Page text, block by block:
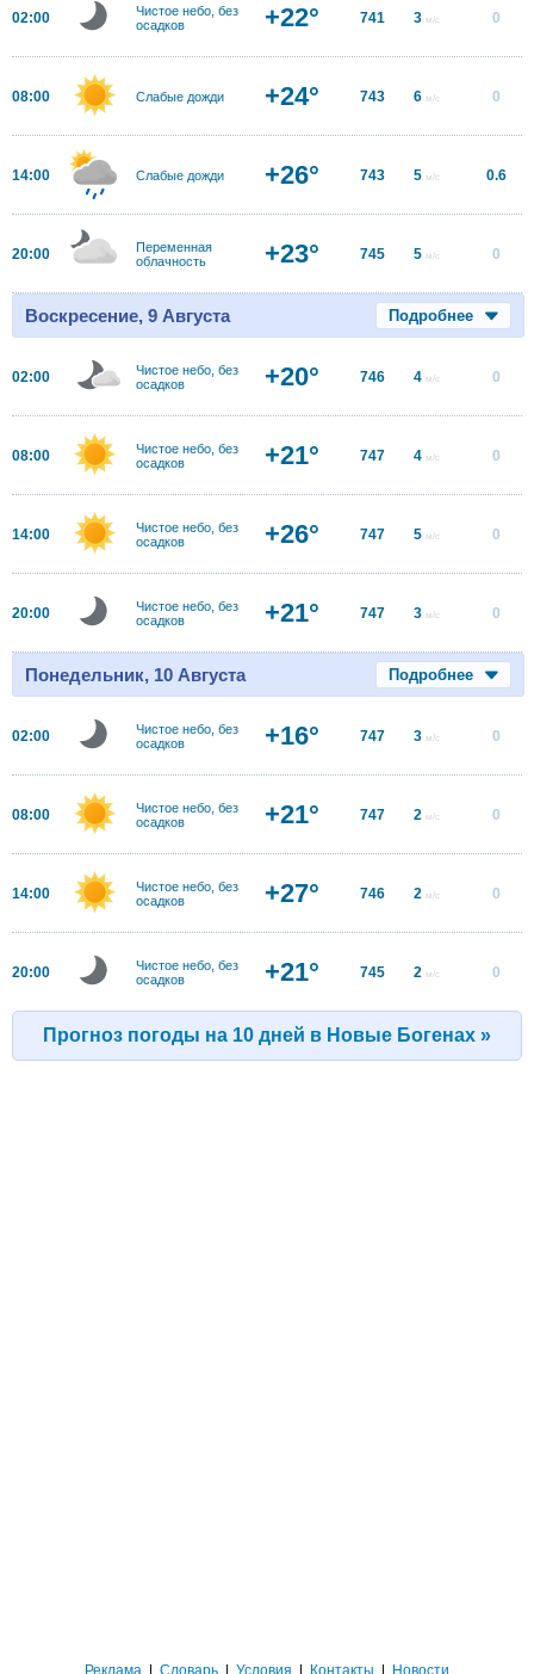
02:00
Чистое небо, без
осадков
+22° 741 3 м/с 0
08:00 Слабые дожди +24° 743 6 м/с 0
14:00 Слабые дожди +26° 743 5 м/с 0.6
20:00
Переменная
облачность
+23° 745 5 м/с 0
Воскресение, 9 Августа Подробнее
02:00
Чистое небо, без
осадков
+20° 746 4 м/с 0
08:00
Чистое небо, без
осадков
+21° 747 4 м/с 0
14:00
Чистое небо, без
осадков
+26° 747 5 м/с 0
20:00
Чистое небо, без
осадков
+21° 747 3 м/с 0
Понедельник, 10 Августа Подробнее
02:00
Чистое небо, без
осадков
+16° 747 3 м/с 0
08:00
Чистое небо, без
осадков
+21° 747 2 м/с 0
14:00
Чистое небо, без
осадков
+27° 746 2 м/с 0
20:00
Чистое небо, без
осадков
+21° 745 2 м/с 0
Прогноз погоды на 10 дней в Новые Богенах »